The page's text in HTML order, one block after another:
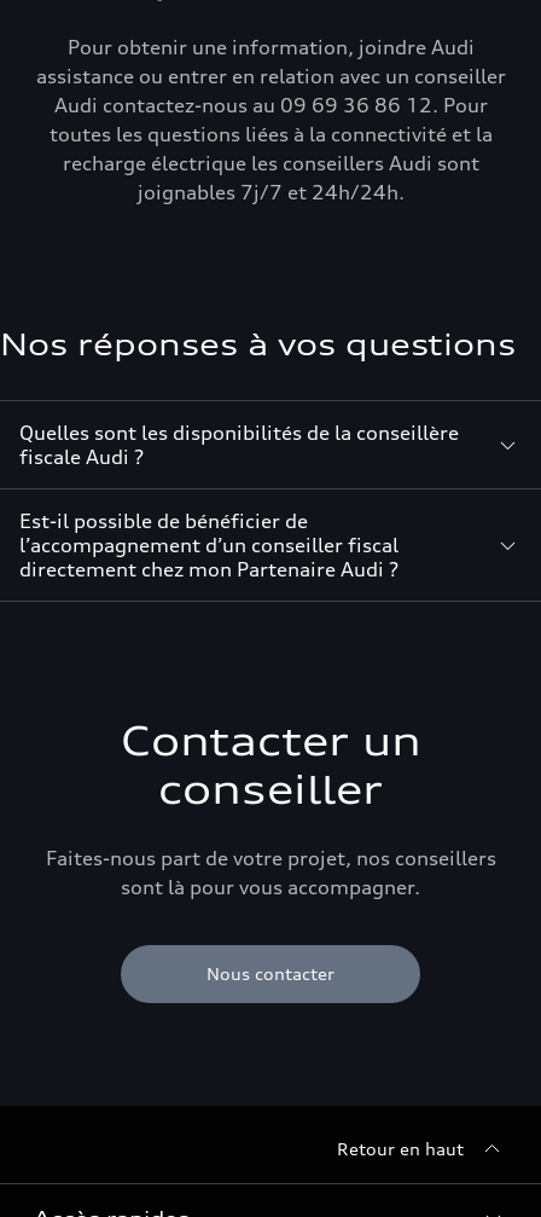
Pour obtenir une information, joindre Audi
assistance ou entrer en relation avec un conseiller
Audi contactez-nous au 09 69 36 86 12. Pour
toutes les questions liées à la connectivité et la
recharge électrique les conseillers Audi sont
joignables 7j/7 et 24h/24h.
Nos réponses à vos questions
Quelles sont les disponibilités de la conseillère
fiscale Audi ?
Est-il possible de bénéficier de
l’accompagnement d’un conseiller fiscal
directement chez mon Partenaire Audi ?
Contacter un
conseiller
Faites-nous part de votre projet, nos conseillers
sont là pour vous accompagner.
Nous contacter
Retour en haut